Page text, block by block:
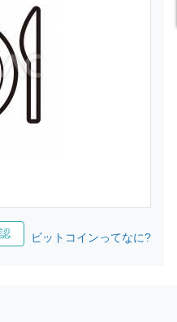
ビットコインってなに?